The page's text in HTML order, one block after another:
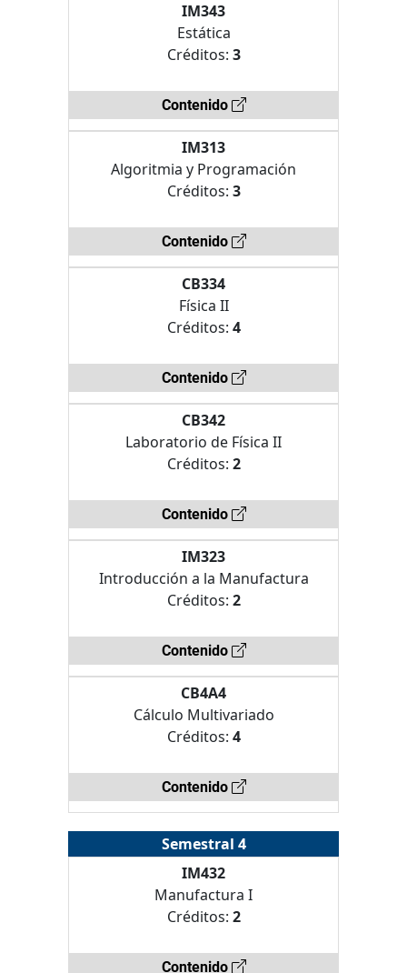
IM343
Estática
Créditos: 3
Contenido
IM313
Algoritmia y Programación
Créditos: 3
Contenido
CB334
Física II
Créditos: 4
Contenido
CB342
Laboratorio de Física II
Créditos: 2
Contenido
IM323
Introducción a la Manufactura
Créditos: 2
Contenido
CB4A4
Cálculo Multivariado
Créditos: 4
Contenido
Semestral 4
IM432
Manufactura I
Créditos: 2
Contenido